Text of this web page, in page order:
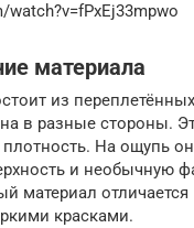
материала
из
в разные стороны.
На ощупь
и необычную
материал отличается
красками.